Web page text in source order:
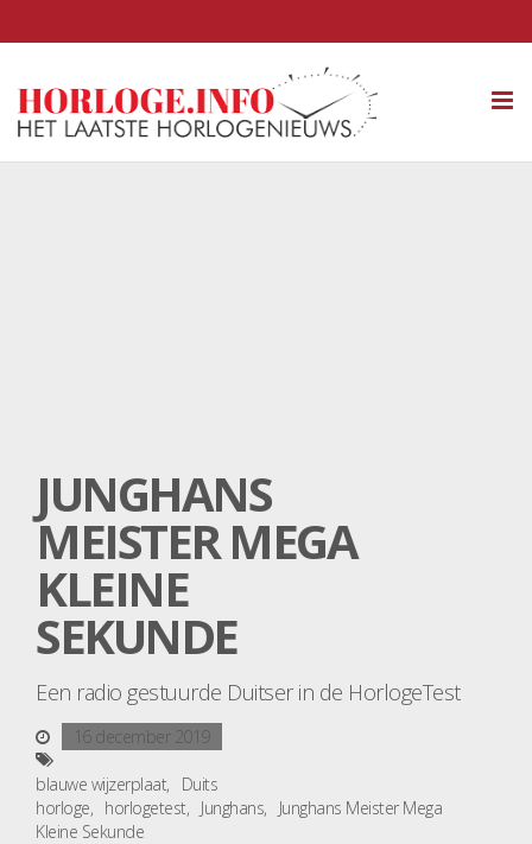
JUNGHANS
MEISTER MEGA
KLEINE
SEKUNDE
Een radio gestuurde Duitser in de HorlogeTest
16 december 2019
blauwe wijzerplaat
Duits
horloge
horlogetest Junghans
Junghans Meister Mega
Kleine Sekunde